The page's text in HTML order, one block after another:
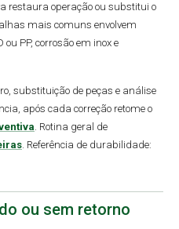
restaura operação ou substitui o
mais comuns envolvem
PP, corrosão em inox e
substituição de peças e análise
após cada correção retome o
. Rotina geral de
. Referência de durabilidade:
ou sem retorno